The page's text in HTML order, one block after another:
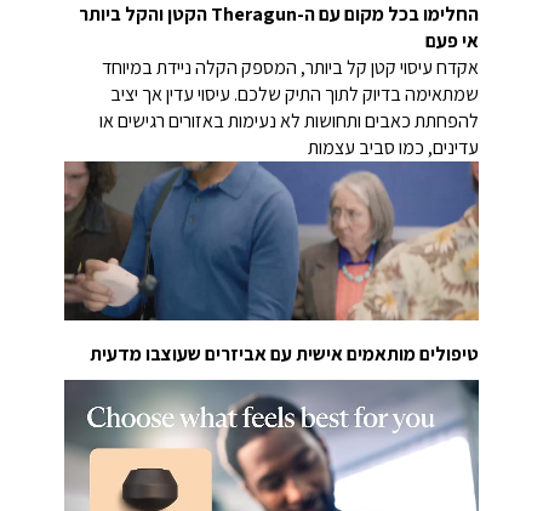
החלימו בכל מקום עם ה-Theragun הקטן והקל ביותר
אי פעם
אקדח עיסוי קטן קל ביותר, המספק הקלה ניידת במיוחד
שמתאימה בדיוק לתוך התיק שלכם. עיסוי עדין אך יציב
להפחתת כאבים ותחושות לא נעימות באזורים רגישים או
עדינים, כמו סביב עצמות
טיפולים מותאמים אישית עם אביזרים שעוצבו מדעית